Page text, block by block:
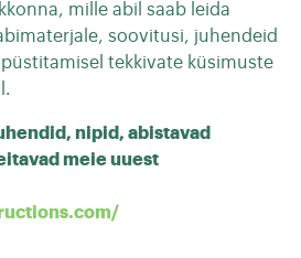
mille abil saab leida
soovitusi, juhendeid
tekkivate küsimuste
nipid, abistavad
meie uuest